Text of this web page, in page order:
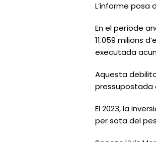
L’informe
En el període
11.059 milions
executada
Aquesta
pressupostada
El 2023, la
per sota del